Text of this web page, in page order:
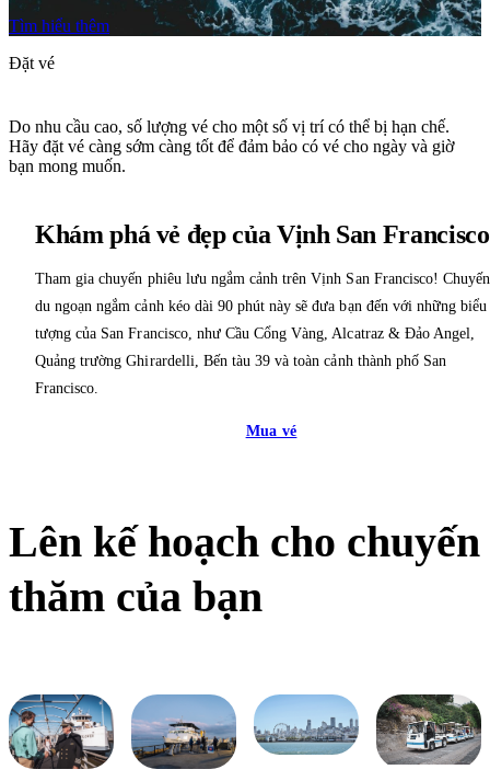
Tìm hiểu thêm
Đặt vé
Do nhu cầu cao, số lượng vé cho một số vị trí có thể bị hạn chế.
Hãy đặt vé càng sớm càng tốt để đảm bảo có vé cho ngày và giờ
bạn mong muốn.
Khám phá vẻ đẹp của Vịnh San Francisco
Tham gia chuyến phiêu lưu ngắm cảnh trên Vịnh San Francisco! Chuyến
du ngoạn ngắm cảnh kéo dài 90 phút này sẽ đưa bạn đến với những biểu
tượng của San Francisco, như Cầu Cổng Vàng, Alcatraz & Đảo Angel,
Quảng trường Ghirardelli, Bến tàu 39 và toàn cảnh thành phố San
Francisco.
Mua vé
Lên kế hoạch cho chuyến
thăm của bạn